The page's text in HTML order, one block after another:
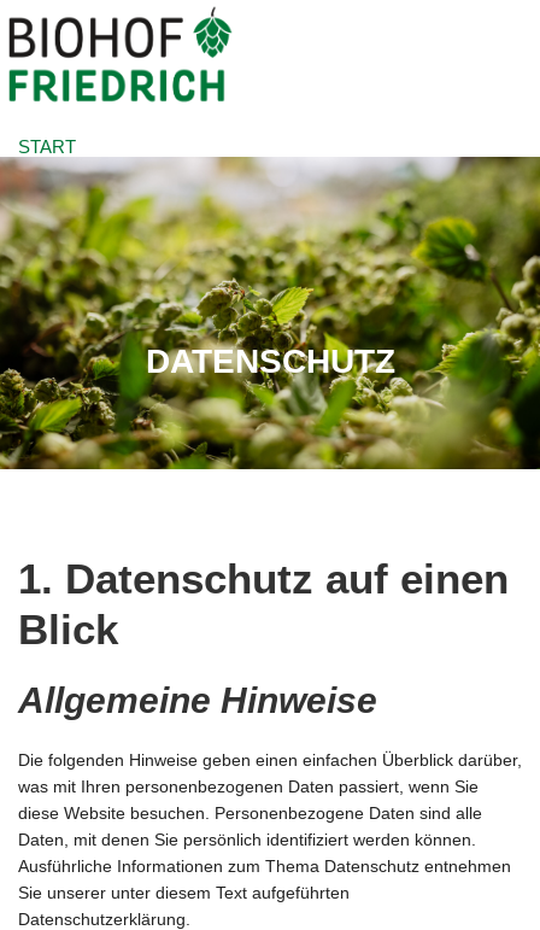
START
ABOUT US
ORGANIC HOPS
FARM SHOP
PRESS
DOWNLOADS
CONTACT
EN
DATENSCHUTZ
1. Datenschutz auf einen
Blick
Allgemeine Hinweise
Die folgenden Hinweise geben einen einfachen Überblick darüber,
was mit Ihren personenbezogenen Daten passiert, wenn Sie
diese Website besuchen. Personenbezogene Daten sind alle
Daten, mit denen Sie persönlich identifiziert werden können.
Ausführliche Informationen zum Thema Datenschutz entnehmen
Sie unserer unter diesem Text aufgeführten
Datenschutzerklärung.